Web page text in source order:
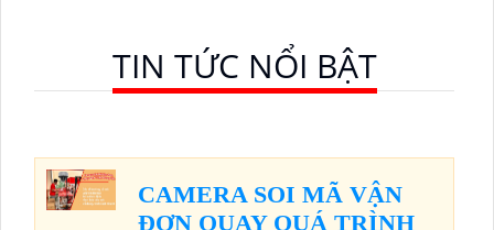
TIN TỨC NỔI BẬT
CAMERA SOI MÃ VẬN
ĐƠN QUAY QUÁ TRÌNH